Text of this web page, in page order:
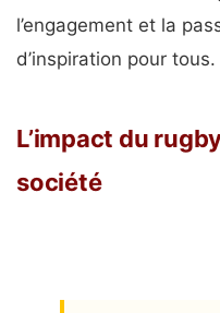
l’engagement et la
d’inspiration pour tous.
L’impact du
société